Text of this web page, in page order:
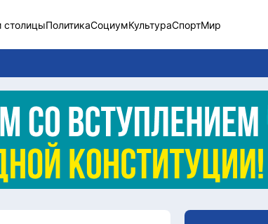
столицыПолитикаСоциумКультураСпортМир
Новости столицы
Социум
Спорт